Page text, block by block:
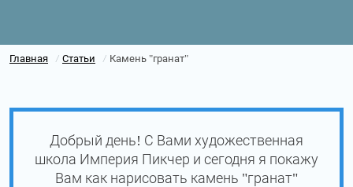
Главная / Статьи / Камень "гранат"
Добрый день! С Вами художественная
школа Империя Пикчер и сегодня я покажу
Вам как нарисовать камень "гранат"